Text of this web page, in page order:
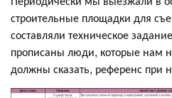
строительные площадки для
составляли техническое
прописаны люди, которые нам
должны сказать, референс при